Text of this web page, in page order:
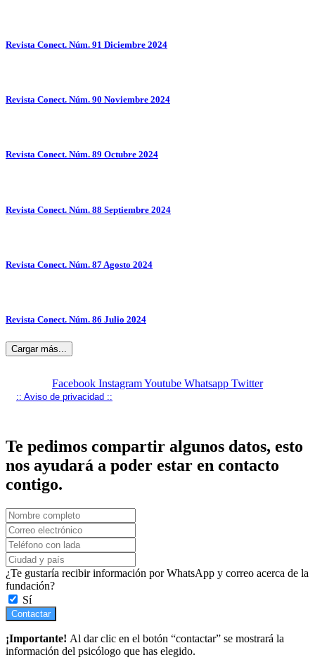
Revista Conect. Núm. 91 Diciembre 2024
Revista Conect. Núm. 90 Noviembre 2024
Revista Conect. Núm. 89 Octubre 2024
Revista Conect. Núm. 88 Septiembre 2024
Revista Conect. Núm. 87 Agosto 2024
Revista Conect. Núm. 86 Julio 2024
Cargar más...
Facebook InstagramYoutube Whatsapp Twitter
:: Aviso de privacidad ::
Te pedimos compartir algunos datos, esto
nos ayudará a poder estar en contacto
contigo.
¿Te gustaría recibir información por WhatsApp y correo acerca de la
fundación?
Sí
Contactar
¡Importante! Al dar clic en el botón “contactar” se mostrará la
información del psicólogo que has elegido.